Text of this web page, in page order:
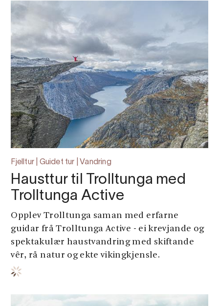
Fjelltur | Guidet tur | Vandring
Hausttur til Trolltunga med
Trolltunga Active
Opplev Trolltunga saman med erfarne
guidar frå Trolltunga Active - ei krevjande og
spektakulær haustvandring med skiftande
vêr, rå natur og ekte vikingkjensle.